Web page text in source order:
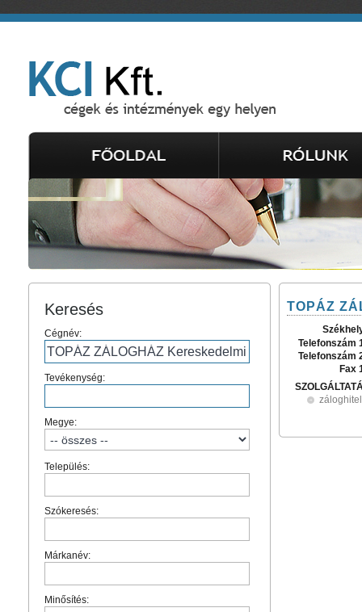
Keresés
Cégnév:
Tevékenység:
Megye:
Település:
Szókeresés:
Márkanév:
Minősítés:
TOPÁZ
Telefonszám
Telefonszám
Fax